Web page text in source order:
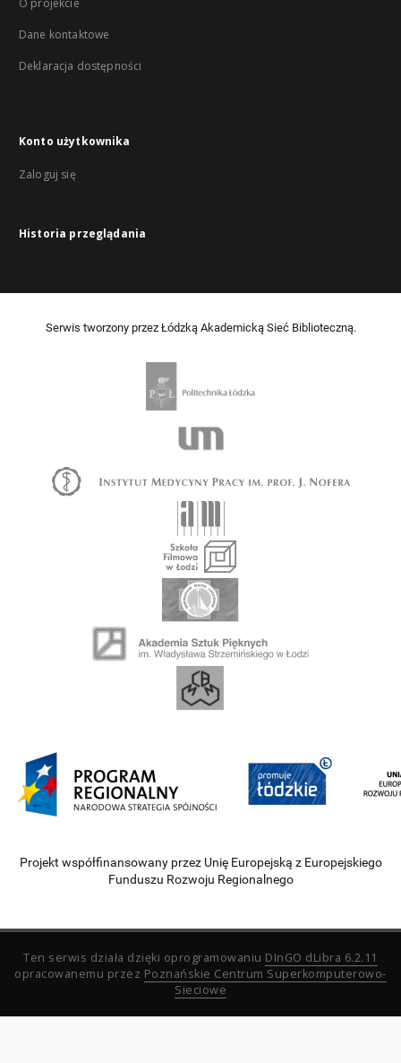
O projekcie
Dane kontaktowe
Deklaracja dostępności
Konto użytkownika
Zaloguj się
Historia przeglądania
Serwis tworzony przez Łódzką Akademicką Sieć Biblioteczną.
Projekt współfinansowany przez Unię Europejską z Europejskiego
Funduszu Rozwoju Regionalnego
Ten serwis działa dzięki oprogramowaniu DInGO dLibra 6.2.11
opracowanemu przez Poznańskie Centrum Superkomputerowo-
Sieciowe